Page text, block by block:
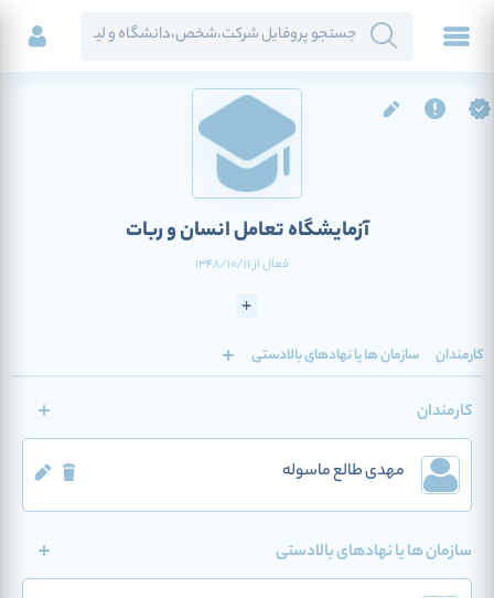
آزمایشگاه تعامل انسان و ربات
فعالاز1348/10/11
کارمندان سازمان ها یا نهادهای بالادستی
کارمندان
مهدی طالع ماسوله
سازمان ها یا نهادهای بالادستی